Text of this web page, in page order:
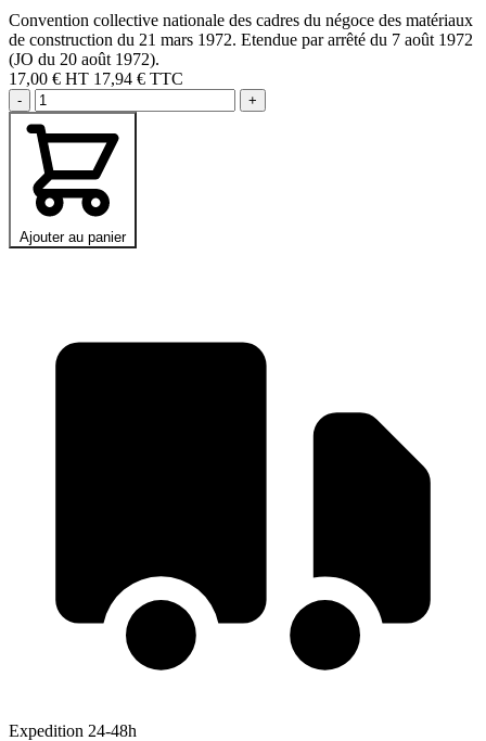
Convention collective nationale des cadres du négoce des matériaux
de construction du 21 mars 1972. Etendue par arrêté du 7 août 1972
(JO du 20 août 1972).
17,00 € HT 17,94 € TTC
- +
Ajouter au panier
Expedition 24-48h